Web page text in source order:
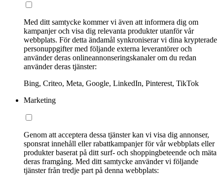
Med ditt samtycke kommer vi även att informera dig om
kampanjer och visa dig relevanta produkter utanför vår
webbplats. För detta ändamål synkroniserar vi dina krypterade
personuppgifter med följande externa leverantörer och
använder deras onlineannonseringskanaler om du redan
använder deras tjänster:
Bing, Criteo, Meta, Google, LinkedIn, Pinterest, TikTok
Marketing
Genom att acceptera dessa tjänster kan vi visa dig annonser,
sponsrat innehåll eller rabattkampanjer för vår webbplats eller
produkter baserat på ditt surf- och shoppingbeteende och mäta
deras framgång. Med ditt samtycke använder vi följande
tjänster från tredje part på denna webbplats: